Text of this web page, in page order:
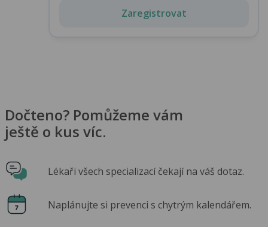
Zaregistrovat
Dočteno? Pomůžeme vám
ještě o kus víc.
Lékaři všech specializací čekají na váš dotaz.
Naplánujte si prevenci s chytrým kalendářem.